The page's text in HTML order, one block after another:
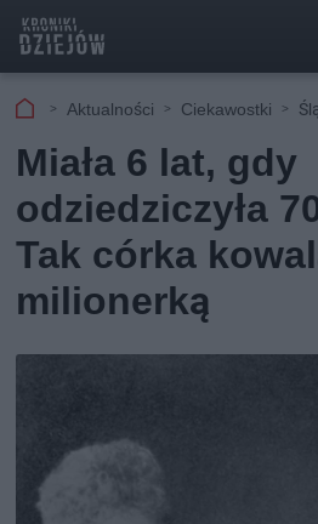
Aktualności Ciekawostki
Miała 6 lat, gdy
odziedziczyła
Tak córka
milionerką